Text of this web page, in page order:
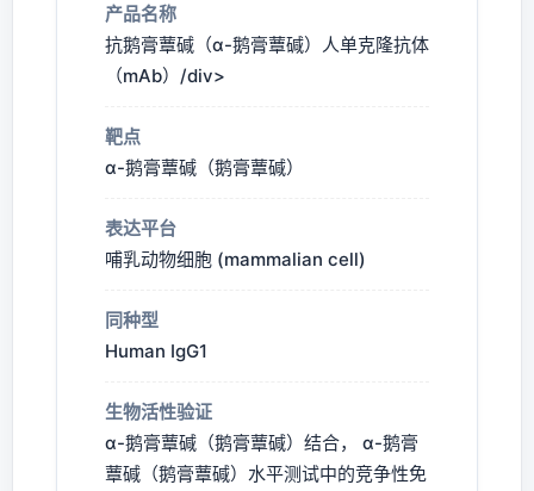
产品名称
抗鹅膏蕈碱（α-鹅膏蕈碱）人单克隆抗体
（mAb）/div>
靶点
α-鹅膏蕈碱（鹅膏蕈碱）
表达平台
哺乳动物细胞 (mammalian cell)
同种型
Human IgG1
生物活性验证
α-鹅膏蕈碱（鹅膏蕈碱）结合， α-鹅膏
蕈碱（鹅膏蕈碱）水平测试中的竞争性免